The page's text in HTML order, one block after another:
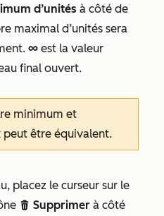
d’unités à côté de
maximal d’unités sera
∞ est la valeur
final ouvert.
minimum et
être équivalent.
placez le curseur sur le
delete Supprimer à côté